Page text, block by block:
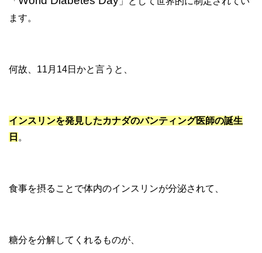
ます。
何故、11月14日かと言うと、
インスリンを発見したカナダのバンティング医師の誕生
日 。
食事を摂ることで体内のインスリンが分泌されて、
糖分を分解してくれるものが、